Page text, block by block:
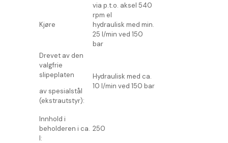
Kjøre
via p.t.o. aksel 540
rpm el
hydraulisk med min.
25 l/min ved 150
bar
Drevet av den
valgfrie
slipeplaten
av spesialstål
(ekstrautstyr):
Hydraulisk med ca.
10 l/min ved 150 bar
Innhold i
beholderen i ca.
I:
250